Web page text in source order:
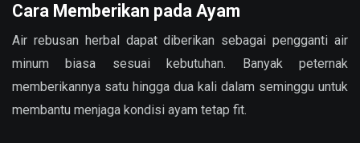
Cara Memberikan pada Ayam
Air rebusan herbal dapat diberikan sebagai pengganti air
minum biasa sesuai kebutuhan. Banyak peternak
memberikannya satu hingga dua kali dalam seminggu untuk
membantu menjaga kondisi ayam tetap fit.